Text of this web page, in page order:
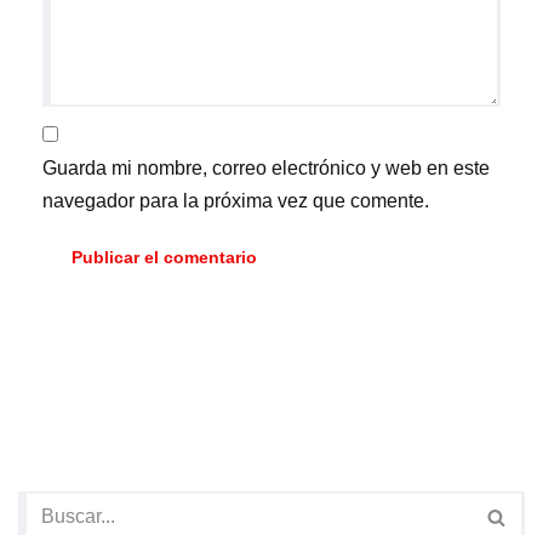
Guarda mi nombre, correo electrónico y web en este
navegador para la próxima vez que comente.